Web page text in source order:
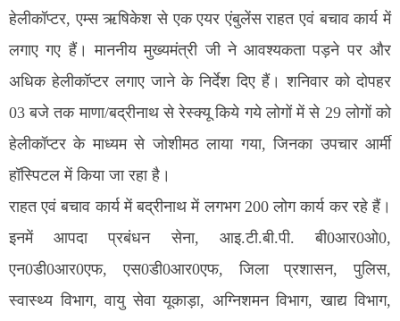
हेलीकॉप्टर, एम्स ऋषिकेश से एक एयर एंबुलेंस राहत एवं बचाव कार्य में
लगाए गए हैं। माननीय मुख्यमंत्री जी ने आवश्यकता पड़ने पर और
अधिक हेलीकॉप्टर लगाए जाने के निर्देश दिए हैं। शनिवार को दोपहर
03 बजे तक माणा/बद्रीनाथ से रेस्क्यू किये गये लोगों में से 29 लोगों को
हेलीकॉप्टर के माध्यम से जोशीमठ लाया गया, जिनका उपचार आर्मी
हॉस्पिटल में किया जा रहा है।
राहत एवं बचाव कार्य में बद्रीनाथ में लगभग 200 लोग कार्य कर रहे हैं।
इनमें आपदा प्रबंधन सेना, आइ.टी.बी.पी. बी0आर0ओ0,
एन0डी0आर0एफ, एस0डी0आर0एफ, जिला प्रशासन, पुलिस,
स्वास्थ्य विभाग, वायु सेवा यूकाड़ा, अग्निशमन विभाग, खाद्य विभाग,